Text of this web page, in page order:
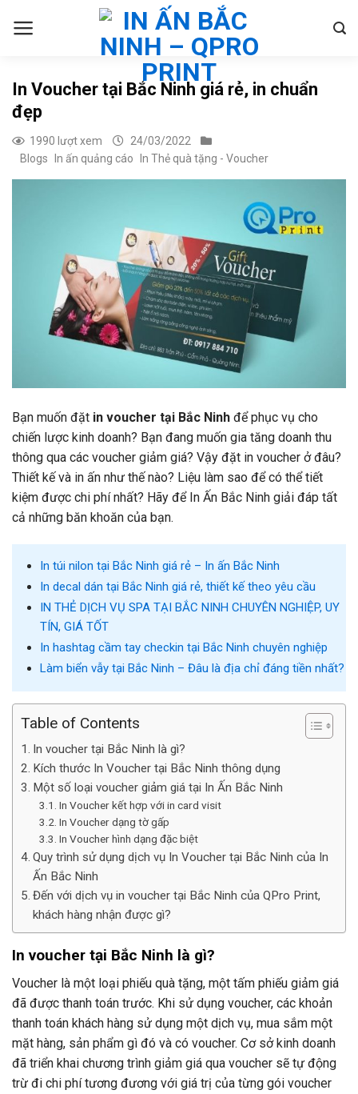
In Voucher tại Bắc Ninh giá rẻ, in chuẩn
đẹp
1990 lượt xem
24/03/2022
Blogs
In ấn quảng cáo In Thẻ quà tặng - Voucher
Bạn muốn đặt in voucher tại Bắc Ninh để phục vụ cho
chiến lược kinh doanh? Bạn đang muốn gia tăng doanh thu
thông qua các voucher giảm giá? Vậy đặt in voucher ở đâu?
Thiết kế và in ấn như thế nào? Liệu làm sao để có thể tiết
kiệm được chi phí nhất? Hãy để In Ấn Bắc Ninh giải đáp tất
cả những băn khoăn của bạn.
In túi nilon tại Bắc Ninh giá rẻ – In ấn Bắc Ninh
In decal dán tại Bắc Ninh giá rẻ, thiết kế theo yêu cầu
IN THẺ DỊCH VỤ SPA TẠI BẮC NINH CHUYÊN NGHIỆP, UY
TÍN, GIÁ TỐT
In hashtag cầm tay checkin tại Bắc Ninh chuyên nghiệp
Làm biển vẫy tại Bắc Ninh – Đâu là địa chỉ đáng tiền nhất?
Table of Contents
In voucher tại Bắc Ninh là gì?
Kích thước In Voucher tại Bắc Ninh thông dụng
Một số loại voucher giảm giá tại In Ấn Bắc Ninh
In Voucher kết hợp với in card visit
In Voucher dạng tờ gấp
In Voucher hình dạng đặc biệt
Quy trình sử dụng dịch vụ In Voucher tại Bắc Ninh của In
Ấn Bắc Ninh
Đến với dịch vụ in voucher tại Bắc Ninh của QPro Print,
khách hàng nhận được gì?
In voucher tại Bắc Ninh là gì?
Voucher là một loại phiếu quà tặng, một tấm phiếu giảm giá
đã được thanh toán trước. Khi sử dụng voucher, các khoản
thanh toán khách hàng sử dụng một dịch vụ, mua sắm một
mặt hàng, sản phẩm gì đó và có voucher. Cơ sở kinh doanh
đã triển khai chương trình giảm giá qua voucher sẽ tự động
trừ đi chi phí tương đương với giá trị của từng gói voucher